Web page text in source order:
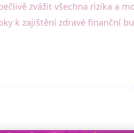
zvážit všechna rizika a
k zajištění zdravé finanční